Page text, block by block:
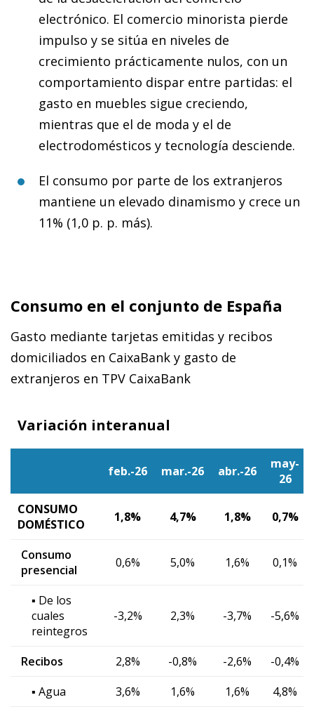
electrónico. El comercio minorista pierde
impulso y se sitúa en niveles de
crecimiento prácticamente nulos, con un
comportamiento dispar entre partidas: el
gasto en muebles sigue creciendo,
mientras que el de moda y el de
electrodomésticos y tecnología desciende.
El consumo por parte de los extranjeros
mantiene un elevado dinamismo y crece un
11% (1,0 p. p. más).
Consumo en el conjunto de España
Gasto mediante tarjetas emitidas y recibos
domiciliados en CaixaBank y gasto de
extranjeros en TPV CaixaBank
Variación interanual
feb.-26 mar.-26 abr.-26
may-
26
CONSUMO
DOMÉSTICO
1,8% 4,7% 1,8% 0,7%
Consumo
presencial
0,6% 5,0% 1,6% 0,1%
▪ De los
cuales
reintegros
-3,2% 2,3% -3,7% -5,6%
Recibos 2,8% -0,8% -2,6% -0,4%
▪ Agua
3,6% 1,6% 1,6%
4,8%